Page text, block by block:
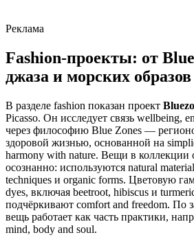
Реклама
Fashion-проекты: от
джаза и морских образов
В разделе fashion показан проект
Picasso. Он исследует связь wellbeing,
через философию Blue Zones —
здоровой жизнью, основанной на
harmony with nature. Вещи в коллекции
осознанно: используются natural
techniques и organic forms. Цветовую
dyes, включая beetroot, hibiscus и
подчёркивают comfort and freedom. По
вещь работает как часть практики,
mind, body and soul.